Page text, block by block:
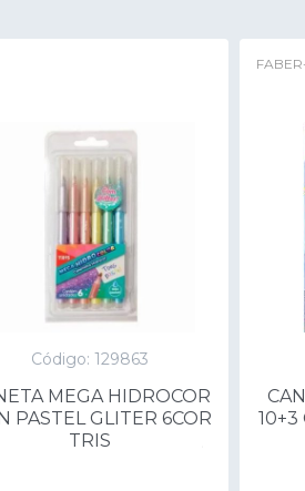
Código: 129863
MEGA HIDROCOR
PASTEL GLITER 6COR
TRIS
10+3